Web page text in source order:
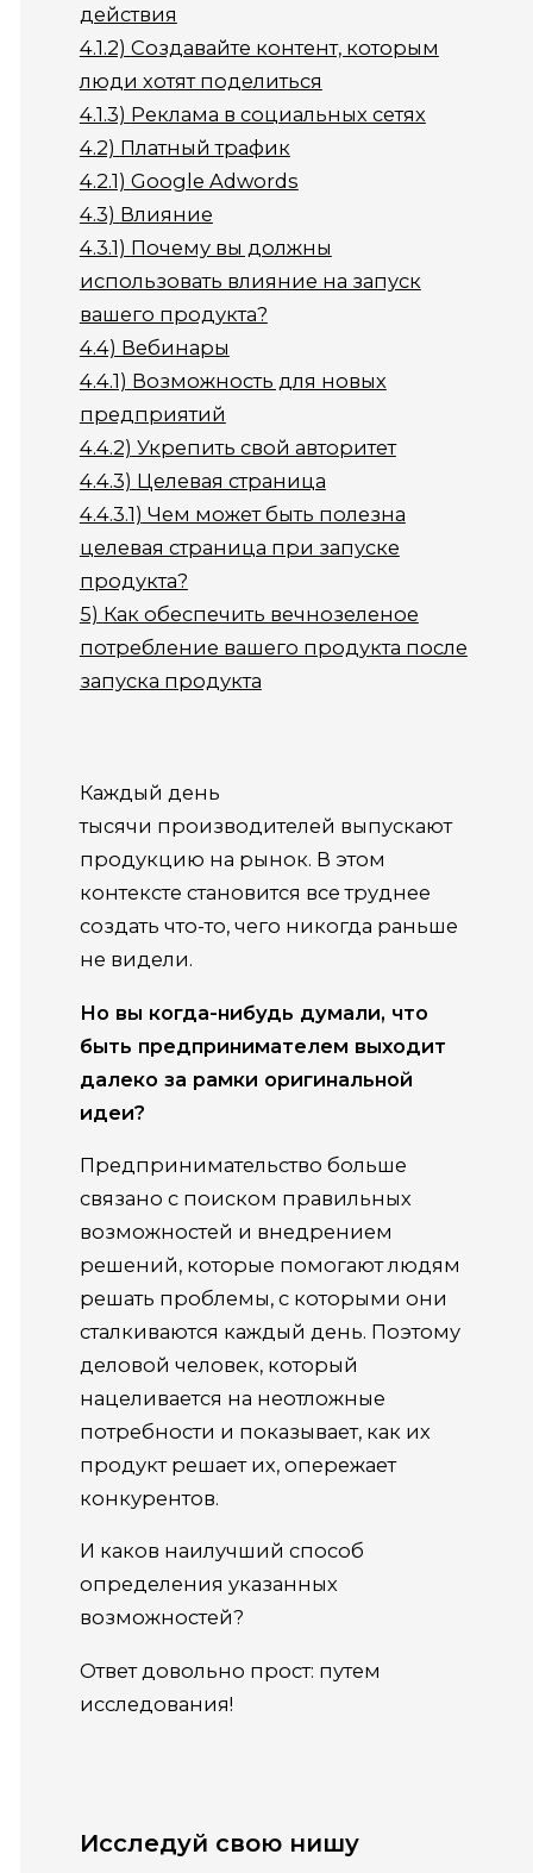
действия
4.1.2) Создавайте контент, которым
люди хотят поделиться
4.1.3) Реклама в социальных сетях
4.2) Платный трафик
4.2.1) Google Adwords
4.3) Влияние
4.3.1) Почему вы должны
использовать влияние на запуск
вашего продукта?
4.4) Вебинары
4.4.1) Возможность для новых
предприятий
4.4.2) Укрепить свой авторитет
4.4.3) Целевая страница
4.4.3.1) Чем может быть полезна
целевая страница при запуске
продукта?
5) Как обеспечить вечнозеленое
потребление вашего продукта после
запуска продукта
Каждый день
тысячи производителей выпускают
продукцию на рынок. В этом
контексте становится все труднее
создать что-то, чего никогда раньше
не видели.
Но вы когда-нибудь думали, что
быть предпринимателем выходит
далеко за рамки оригинальной
идеи?
Предпринимательство больше
связано с поиском правильных
возможностей и внедрением
решений, которые помогают людям
решать проблемы, с которыми они
сталкиваются каждый день. Поэтому
деловой человек, который
нацеливается на неотложные
потребности и показывает, как их
продукт решает их, опережает
конкурентов.
И каков наилучший способ
определения указанных
возможностей?
Ответ довольно прост: путем
исследования!
Исследуй свою нишу